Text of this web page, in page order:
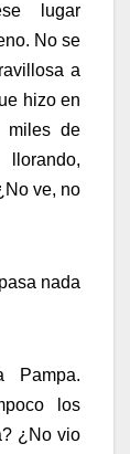
lugar
No se
a
hizo en
de
ve, no
nada
Pampa.
los
¿No vio